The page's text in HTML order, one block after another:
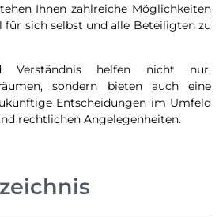
Ihnen zahlreiche Möglichkeiten
sich selbst und alle Beteiligten zu
Verständnis helfen nicht nur,
sondern bieten auch eine
Entscheidungen im Umfeld
rechtlichen Angelegenheiten.